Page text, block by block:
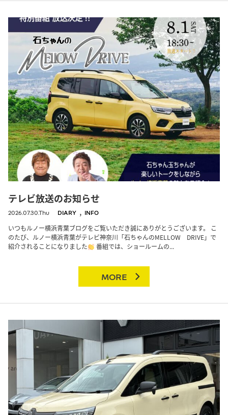
テレビ放送のお知らせ
2026.07.30.Thu DIARY , INFO
いつもルノー横浜青葉ブログをご覧いただき誠にありがとうございます。 こ
のたび、ルノー横浜青葉がテレビ神奈川「石ちゃんのMELLOW DRIVE」で
紹介されることになりました
番組では、ショールームの...
MORE